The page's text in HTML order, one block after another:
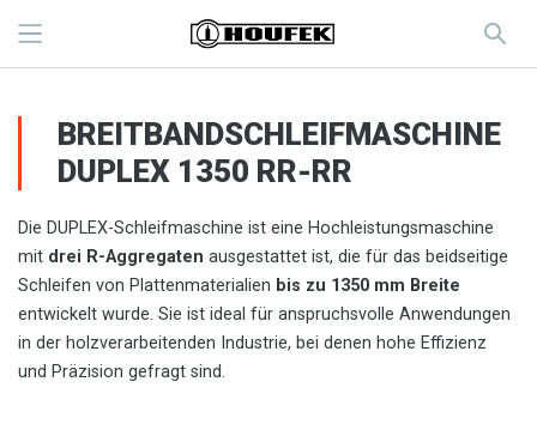
BREITBANDSCHLEIFMASCHINE
DUPLEX 1350 RR-RR
Die DUPLEX-Schleifmaschine ist eine Hochleistungsmaschine
mit drei R-Aggregaten ausgestattet ist, die für das beidseitige
Schleifen von Plattenmaterialien bis zu 1350 mm Breite
entwickelt wurde. Sie ist ideal für anspruchsvolle Anwendungen
in der holzverarbeitenden Industrie, bei denen hohe Effizienz
und Präzision gefragt sind.